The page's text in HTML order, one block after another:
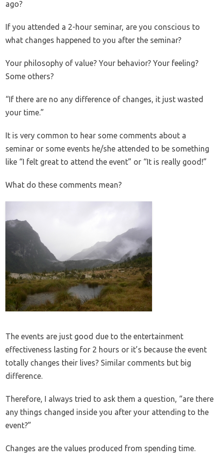
ago?
If you attended a 2-hour seminar, are you conscious to
what changes happened to you after the seminar?
Your philosophy of value? Your behavior? Your feeling?
Some others?
“If there are no any difference of changes, it just wasted
your time.”
It is very common to hear some comments about a
seminar or some events he/she attended to be something
like “I felt great to attend the event” or “It is really good!”
What do these comments mean?
The events are just good due to the entertainment
effectiveness lasting for 2 hours or it’s because the event
totally changes their lives? Similar comments but big
difference.
Therefore, I always tried to ask them a question, “are there
any things changed inside you after your attending to the
event?”
Changes are the values produced from spending time.